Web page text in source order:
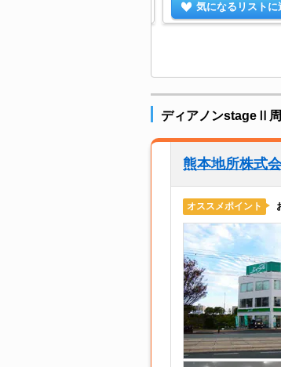
気になるリストに
ディアノンstageⅡ
熊本地所株式
オススメポイント